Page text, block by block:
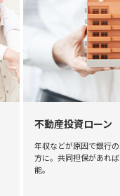
不動産投資ローン
年収などが原因で銀行
方に。共同担保があれ
能。